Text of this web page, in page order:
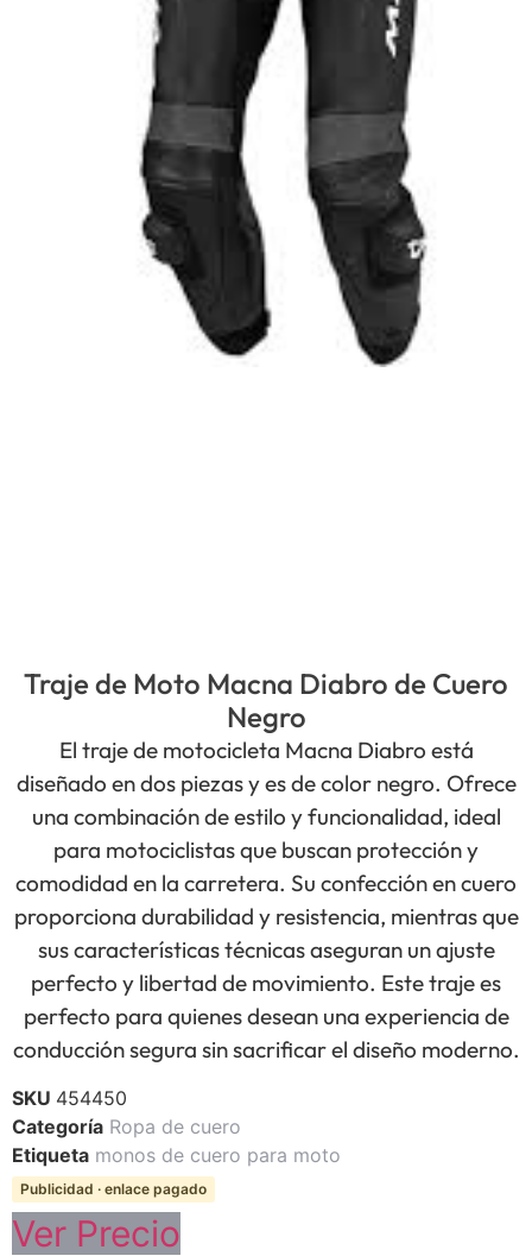
Traje de Moto Macna Diabro de Cuero
Negro
El traje de motocicleta Macna Diabro está
diseñado en dos piezas y es de color negro. Ofrece
una combinación de estilo y funcionalidad, ideal
para motociclistas que buscan protección y
comodidad en la carretera. Su confección en cuero
proporciona durabilidad y resistencia, mientras que
sus características técnicas aseguran un ajuste
perfecto y libertad de movimiento. Este traje es
perfecto para quienes desean una experiencia de
conducción segura sin sacrificar el diseño moderno.
SKU 454450
Categoría Ropa de cuero
Etiqueta monos de cuero para moto
Publicidad · enlace pagado
Ver Precio